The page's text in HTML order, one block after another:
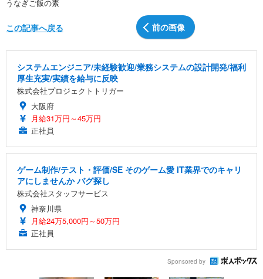
うなぎご飯の素
前の画像
この記事へ戻る
システムエンジニア/未経験歓迎/業務システムの設計開発/福利
厚生充実/実績を給与に反映
株式会社プロジェクトトリガー
大阪府
月給31万円～45万円
正社員
ゲーム制作/テスト・評価/SE そのゲーム愛 IT業界でのキャリ
アにしませんか バグ探し
株式会社スタッフサービス
神奈川県
月給24万5,000円～50万円
正社員
Sponsored by